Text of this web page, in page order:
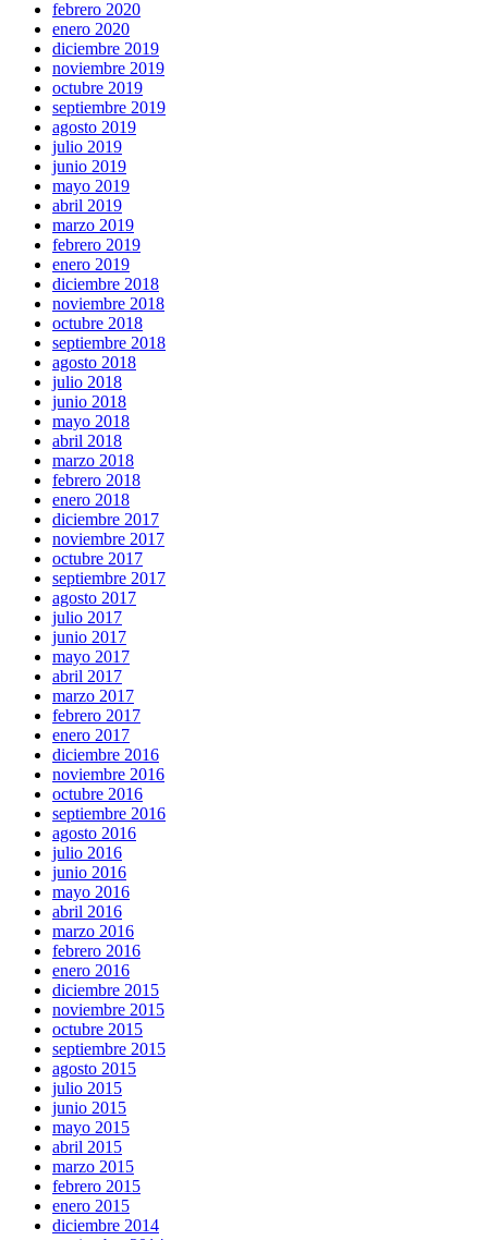
febrero 2020
enero 2020
diciembre 2019
noviembre 2019
octubre 2019
septiembre 2019
agosto 2019
julio 2019
junio 2019
mayo 2019
abril 2019
marzo 2019
febrero 2019
enero 2019
diciembre 2018
noviembre 2018
octubre 2018
septiembre 2018
agosto 2018
julio 2018
junio 2018
mayo 2018
abril 2018
marzo 2018
febrero 2018
enero 2018
diciembre 2017
noviembre 2017
octubre 2017
septiembre 2017
agosto 2017
julio 2017
junio 2017
mayo 2017
abril 2017
marzo 2017
febrero 2017
enero 2017
diciembre 2016
noviembre 2016
octubre 2016
septiembre 2016
agosto 2016
julio 2016
junio 2016
mayo 2016
abril 2016
marzo 2016
febrero 2016
enero 2016
diciembre 2015
noviembre 2015
octubre 2015
septiembre 2015
agosto 2015
julio 2015
junio 2015
mayo 2015
abril 2015
marzo 2015
febrero 2015
enero 2015
diciembre 2014